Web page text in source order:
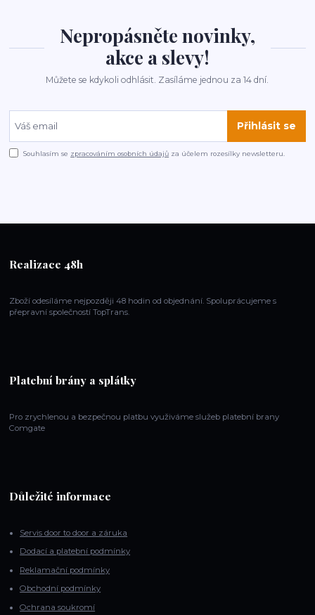
Nepropásněte novinky,
akce a slevy!
Můžete se kdykoli odhlásit. Zasíláme jednou za 14 dní.
Přihlásit se
Souhlasím se zpracováním osobních údajů za účelem rozesílky newsletteru.
Realizace 48h
Zboží odesíláme nejpozději 48 hodin od objednání. Spoluprácujeme s
přepravní společností TopTrans.
Platební brány a splátky
Pro zrychlenou a bezpečnou platbu využiváme služeb platební brany
Comgate
Důležité informace
Servis door to door a záruka
Dodací a platební podmínky
Reklamační podmínky
Obchodní podmínky
Ochrana soukromí